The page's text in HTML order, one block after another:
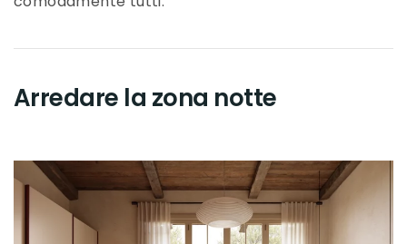
Arredare la zona notte